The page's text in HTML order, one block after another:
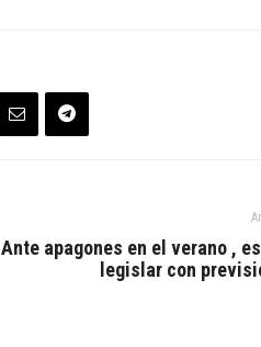
Ante apagones en el verano ,
legislar con